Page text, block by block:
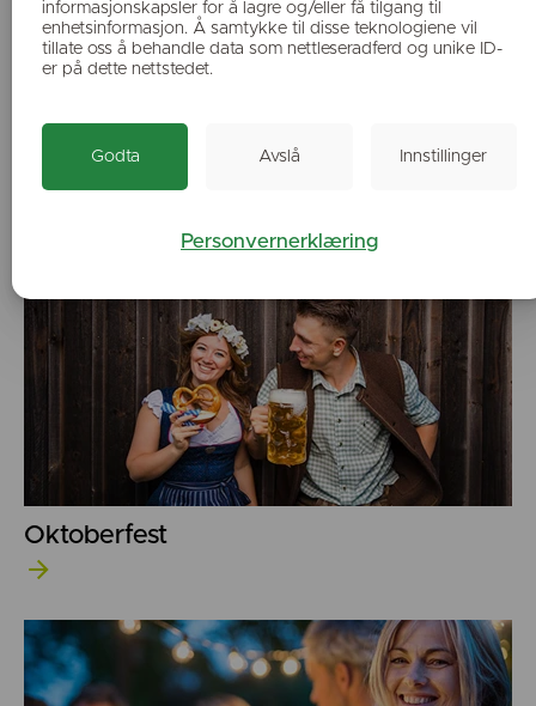
Oktoberfest
informasjonskapsler for å lagre og/eller få tilgang til
enhetsinformasjon. Å samtykke til disse teknologiene vil
tillate oss å behandle data som nettleseradferd og unike ID-
er på dette nettstedet.
Godta Avslå Innstillinger
Personvernerklæring